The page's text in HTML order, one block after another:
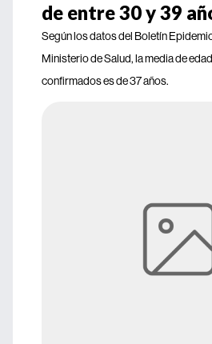
de entre 30 y 39
Según los datos del Boletín
Ministerio de Salud, la media de
confirmados es de 37 años.